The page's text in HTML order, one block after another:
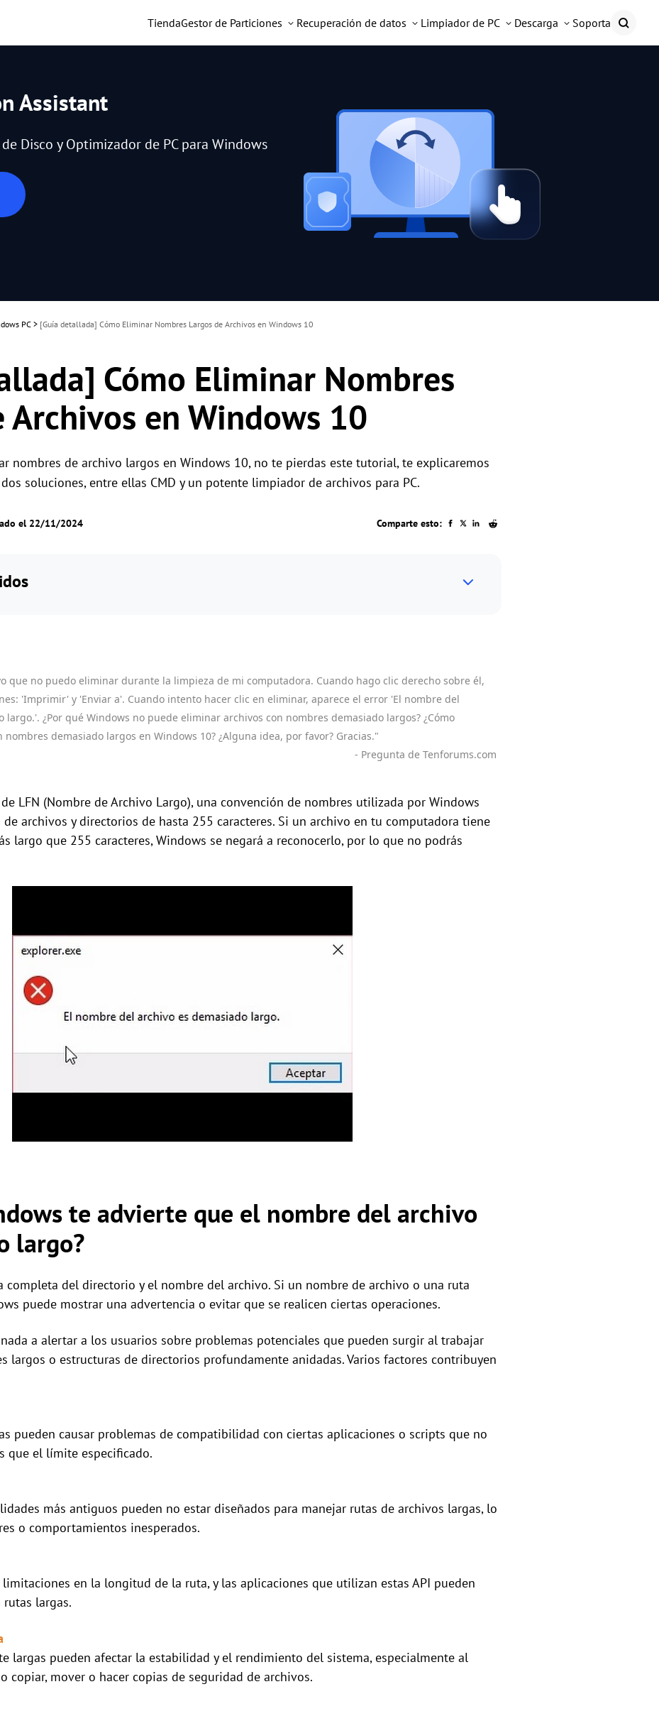
TiendaGestor de Particiones Recuperación de datos Limpiador de PC Descarga Soporta
Assistant
Disco y Optimizador de PC para Windows
PC > [Guía detallada] Cómo Eliminar Nombres Largos de Archivos en Windows 10
Cómo Eliminar Nombres
Archivos en Windows 10
nombres de archivo largos en Windows 10, no te pierdas este tutorial, te explicaremos
soluciones, entre ellas CMD y un potente limpiador de archivos para PC.
el 22/11/2024 Comparte esto:
que no puedo eliminar durante la limpieza de mi computadora. Cuando hago clic derecho sobre él,
'Imprimir' y 'Enviar a'. Cuando intento hacer clic en eliminar, aparece el error 'El nombre del
largo.'. ¿Por qué Windows no puede eliminar archivos con nombres demasiado largos? ¿Cómo
demasiado largos en Windows 10? ¿Alguna idea, por favor? Gracias."
- Pregunta de Tenforums.com
LFN (Nombre de Archivo Largo), una convención de nombres utilizada por Windows
archivos y directorios de hasta 255 caracteres. Si un archivo en tu computadora tiene
largo que 255 caracteres, Windows se negará a reconocerlo, por lo que no podrás
te advierte que el nombre del archivo
largo?
completa del directorio y el nombre del archivo. Si un nombre de archivo o una ruta
puede mostrar una advertencia o evitar que se realicen ciertas operaciones.
a alertar a los usuarios sobre problemas potenciales que pueden surgir al trabajar
largos o estructuras de directorios profundamente anidadas. Varios factores contribuyen
pueden causar problemas de compatibilidad con ciertas aplicaciones o scripts que no
que el límite especificado.
más antiguos pueden no estar diseñados para manejar rutas de archivos largas, lo
o comportamientos inesperados.
en la longitud de la ruta, y las aplicaciones que utilizan estas API pueden
largas.
largas pueden afectar la estabilidad y el rendimiento del sistema, especialmente al
copiar, mover o hacer copias de seguridad de archivos.